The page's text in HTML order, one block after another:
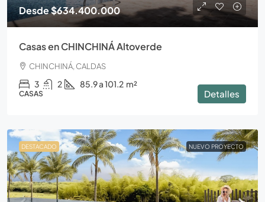
Desde$634.400.000
Casas en CHINCHINÁ Altoverde
CHINCHINÁ, CALDAS
3 2 85.9 a 101.2 m²
CASAS Detalles
DESTACADO NUEVO PROYECTO